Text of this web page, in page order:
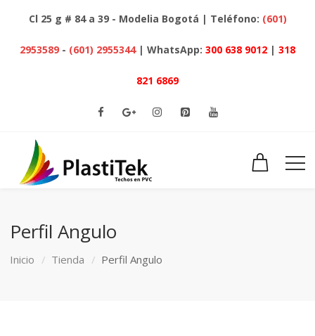
Cl 25 g # 84 a 39 - Modelia Bogotá | Teléfono: (601)
2953589 - (601) 2955344 | WhatsApp: 300 638 9012 | 318
821 6869
Perfil Angulo
Inicio Tienda Perfil Angulo